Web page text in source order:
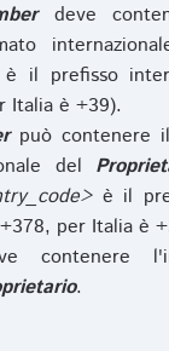
deve
il prefisso
Italia è +39).
può contenere
del
è il
per Italia è
contenere
.